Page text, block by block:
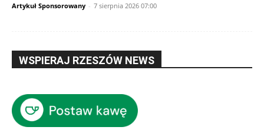
Artykuł Sponsorowany - 7 sierpnia 2026 07:00
WSPIERAJ RZESZÓW NEWS